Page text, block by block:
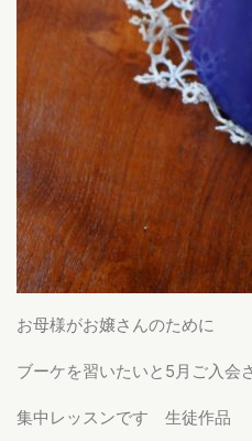
お母様がお嬢さんのために
ブーケを習いたいと5月ご入会
集中レッスンです 生徒作品